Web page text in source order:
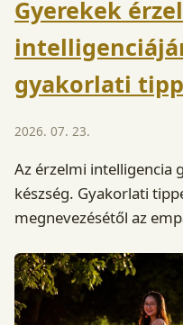
Gyerekek
gyakorlati
2026. 07. 23.
Az érzelmi intelligencia
készség. Gyakorlati
megnevezésétől az